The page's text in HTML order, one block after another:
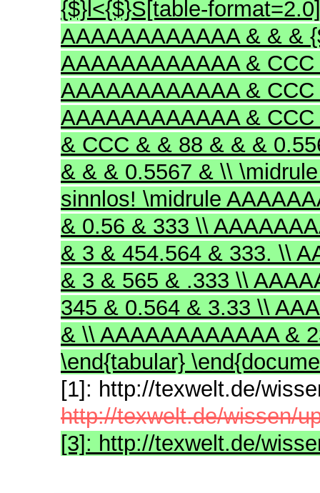
{$}l<{$}S[table-
AAAAAAAAAAAA & & &
AAAAAAAAAAAA &
AAAAAAAAAAAA &
AAAAAAAAAAAA &
& CCC & & 88 & & &
& & & 0.5567 & \\
sinnlos! \midrule
& 0.56 & 333 \\
& 3 & 454.564 & 333. \\
& 3 & 565 & .333 \\
345 & 0.564 & 3.33 \\
& \\ AAAAAAAAAAAA &
\end{tabular}
[1]: http://texwelt.de/
http://texwelt.de/wissen/
[3]: http://texwelt.de/